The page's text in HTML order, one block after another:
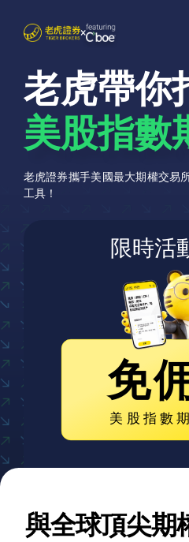
×
老虎帶你
美股指數
老虎證券攜手美國最大期權交易
工具！
限時活
免
美股指數
與全球頂尖期